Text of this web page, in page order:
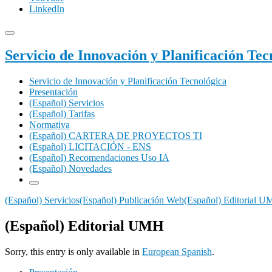
LinkedIn
Servicio de Innovación y Planificación
Servicio de Innovación y Planificación Tecnológica
Presentación
(Español) Servicios
(Español) Tarifas
Normativa
(Español) CARTERA DE PROYECTOS TI
(Español) LICITACIÓN - ENS
(Español) Recomendaciones Uso IA
(Español) Novedades
(Español) Servicios(Español) Publicación Web(Español) Editorial
(Español) Editorial UMH
Sorry, this entry is only available in European Spanish.